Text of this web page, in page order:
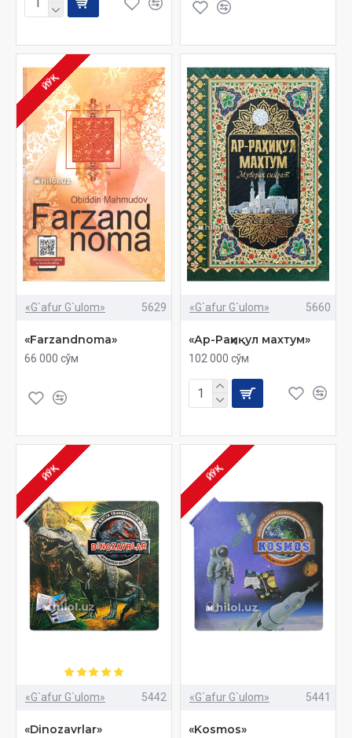
ЙЎҚ
«G`afur G`ulom» 5629
«Farzandnoma»
66 000 сўм
«G`afur G`ulom» 5660
«Ар-Раҳиқул махтум»
102 000 сўм
ЙЎҚ
«G`afur G`ulom» 5442
«Dinozavrlar»
ЙЎҚ
«G`afur G`ulom» 5441
«Kosmos»